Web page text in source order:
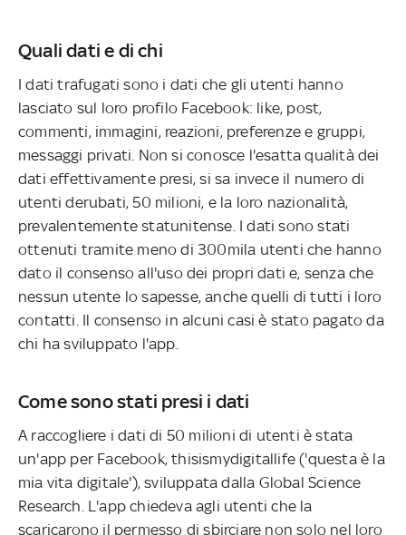
Quali dati e di chi
I dati trafugati sono i dati che gli utenti hanno
lasciato sul loro profilo Facebook: like, post,
commenti, immagini, reazioni, preferenze e gruppi,
messaggi privati. Non si conosce l'esatta qualità dei
dati effettivamente presi, si sa invece il numero di
utenti derubati, 50 milioni, e la loro nazionalità,
prevalentemente statunitense. I dati sono stati
ottenuti tramite meno di 300mila utenti che hanno
dato il consenso all'uso dei propri dati e, senza che
nessun utente lo sapesse, anche quelli di tutti i loro
contatti. Il consenso in alcuni casi è stato pagato da
chi ha sviluppato l'app.
Come sono stati presi i dati
A raccogliere i dati di 50 milioni di utenti è stata
un'app per Facebook, thisismydigitallife ('questa è la
mia vita digitale'), sviluppata dalla Global Science
Research. L'app chiedeva agli utenti che la
scaricarono il permesso di sbirciare non solo nel loro